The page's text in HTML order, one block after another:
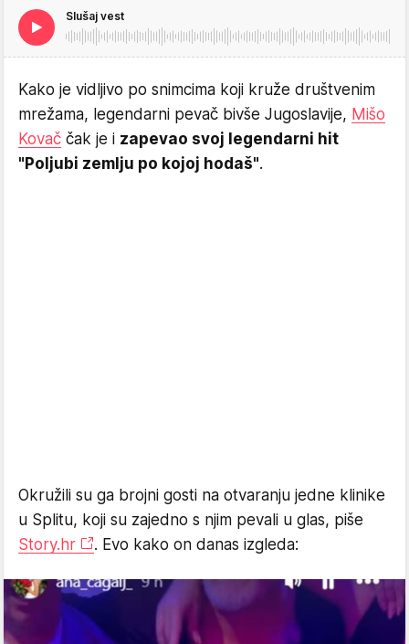
Slušaj vest
Kako je vidljivo po snimcima koji kruže društvenim
mrežama, legendarni pevač bivše Jugoslavije, Mišo
Kovač čak je i zapevao svoj legendarni hit
"Poljubi zemlju po kojoj hodaš".
Okružili su ga brojni gosti na otvaranju jedne klinike
u Splitu, koji su zajedno s njim pevali u glas, piše
Story.hr
. Evo kako on danas izgleda: